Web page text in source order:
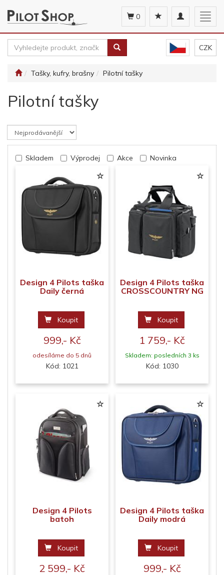
Toggle
navigation
0
CZK
Tašky, kufry, brašny Pilotní tašky
Pilotní tašky
Skladem Výprodej Akce Novinka
Design 4 Pilots taška
Daily černá
Koupit
999,- Kč
odesíláme do 5 dnů
Kód: 1021
Design 4 Pilots taška
CROSSCOUNTRY NG
Koupit
1 759,- Kč
Skladem: posledních 3 ks
Kód: 1030
Design 4 Pilots
batoh
Koupit
2 599,- Kč
Design 4 Pilots taška
Daily modrá
Koupit
999,- Kč